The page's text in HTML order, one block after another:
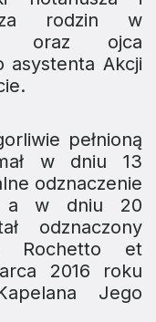
rodzin w
oraz ojca
asystenta Akcji
pełnioną
w dniu 13
odznaczenie
w dniu 20
odznaczony
Rochetto et
2016 roku
Jego